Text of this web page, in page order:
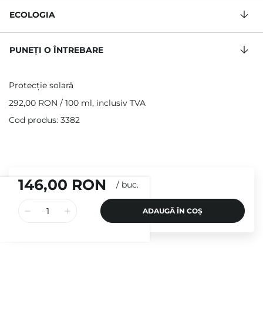
146,00 RON / buc.
ADAUGĂ ÎN COȘ
ECOLOGIA
PUNEȚI O ÎNTREBARE
Protecție solară
292,00 RON / 100 ml, inclusiv TVA
Cod produs: 3382